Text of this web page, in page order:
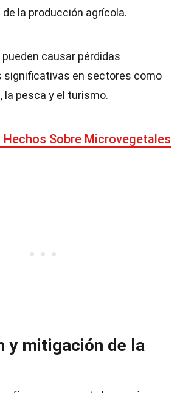
la producción agrícola.
causar pérdidas
significativas en sectores como
la pesca y el turismo.
Hechos Sobre Microvegetales
y mitigación de la